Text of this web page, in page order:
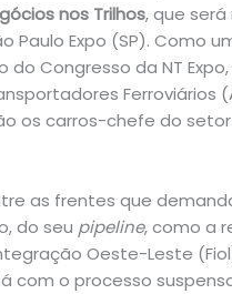
nos Trilhos, que
Paulo Expo (SP). Como
do Congresso da NT
Ferroviários
os carros-chefe do
as frentes que
do seu pipeline, como a
Oeste-Leste
com o processo